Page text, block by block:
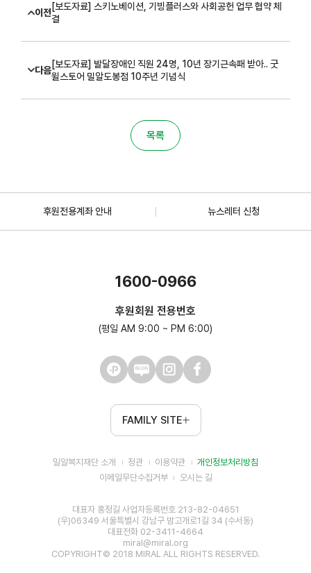
이전
[보도자료] 스키노베이션, 기빙플러스와 사회공헌 업무 협약 체
결
다음
[보도자료] 발달장애인 직원 24명, 10년 장기근속패 받아.. 굿
윌스토어 밀알도봉점 10주년 기념식
목록
후원전용계좌 안내 뉴스레터 신청
1600-0966
후원회원 전용번호
(평일 AM 9:00 ~ PM 6:00)
FAMILY SITE
밀알복지재단 소개 정관 이용약관
개인정보처리방침
이메일무단수집거부
오시는 길
대표자 홍정길 사업자등록번호 213-82-04651
(우)06349 서울특별시 강남구 밤고개로1길 34 (수서동)
대표전화 02-3411-4664
miral@miral.org
COPYRIGHT© 2018 MIRAL ALL RIGHTS RESERVED.